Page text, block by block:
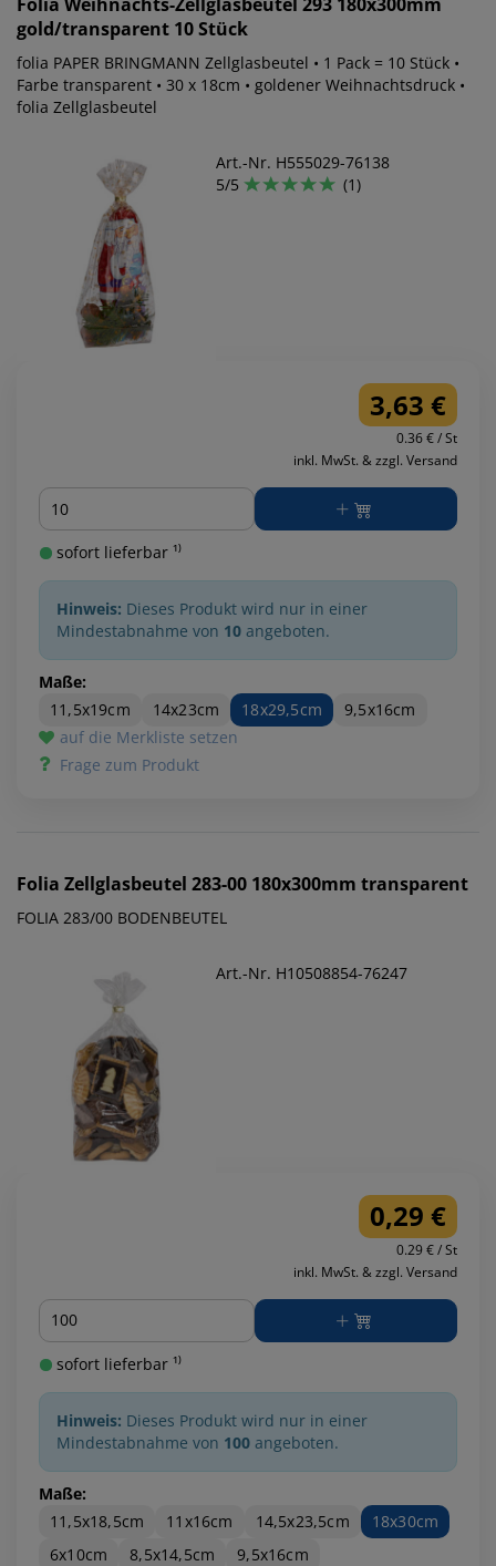
gold/transparent 10 Stück
folia PAPER BRINGMANN Zellglasbeutel • 1 Pack = 10 Stück •
Farbe transparent • 30 x 18cm • goldener Weihnachtsdruck •
folia Zellglasbeutel
Art.-Nr. H555029-76138
5/5
(1)
3,63 €
0.36 € / St
inkl. MwSt. & zzgl. Versand
Menge
sofort lieferbar ¹⁾
Hinweis: Dieses Produkt wird nur in einer
Mindestabnahme von 10 angeboten.
Maße:
11,5x19cm
14x23cm 18x29,5cm
9,5x16cm
auf die Merkliste setzen
Frage zum Produkt
Folia Zellglasbeutel 283-00 180x300mm transparent
FOLIA 283/00 BODENBEUTEL
Art.-Nr. H10508854-76247
0,29 €
0.29 € / St
inkl. MwSt. & zzgl. Versand
Menge
sofort lieferbar ¹⁾
Hinweis: Dieses Produkt wird nur in einer
Mindestabnahme von 100 angeboten.
Maße:
11,5x18,5cm
11x16cm 14,5x23,5cm
18x30cm
6x10cm
8,5x14,5cm
9,5x16cm